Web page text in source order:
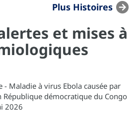
Plus Histoires
et mises à
Maladie à virus Ebola causée par
démocratique du Congo
2026